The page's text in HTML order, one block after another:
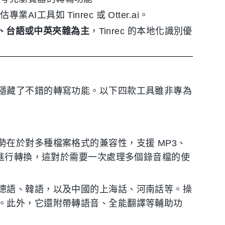
專業AI工具如 Tinrec 或 Otter.ai。
台語或中英夾雜為主 ，Tinrec 的本地化識別優
藏了不錯的轉寫功能。以下四款工具雖非專為
於對多種檔案格式的兼容性，支援 MP3、
轉換，這對於需要一次處理多個錄音檔的使
語、韓語，以及中國的上海話、河南話等。操
此外，它還附帶轉語音、全能翻譯等輔助功